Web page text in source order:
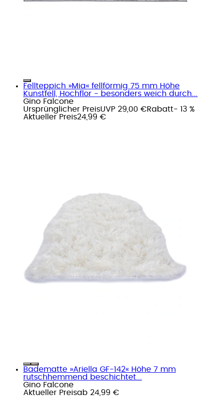
Fellteppich »Mia« fellförmig 75 mm Höhe
Kunstfell, Hochflor - besonders weich durch...
Gino Falcone
Ursprünglicher PreisUVP 29,00 €Rabatt- 13 %
Aktueller Preis24,99 €
Badematte »Ariella GF-142« Höhe 7 mm
rutschhemmend beschichtet...
Gino Falcone
Aktueller Preisab 24,99 €